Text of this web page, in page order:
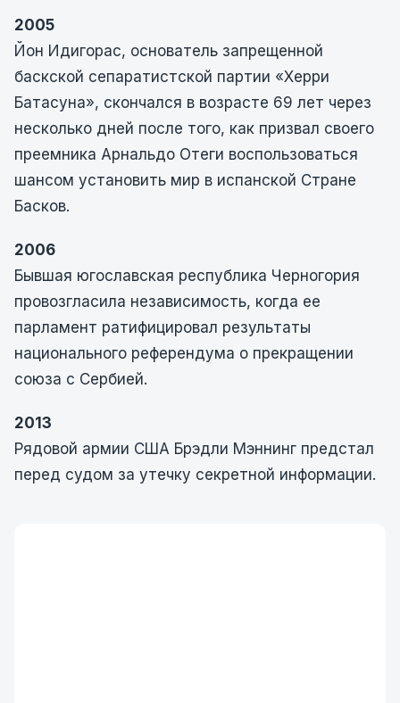
2005
Йон Идигорас, основатель запрещенной
баскской сепаратистской партии «Херри
Батасуна», скончался в возрасте 69 лет через
несколько дней после того, как призвал своего
преемника Арнальдо Отеги воспользоваться
шансом установить мир в испанской Стране
Басков.
2006
Бывшая югославская республика Черногория
провозгласила независимость, когда ее
парламент ратифицировал результаты
национального референдума о прекращении
союза с Сербией.
2013
Рядовой армии США Брэдли Мэннинг предстал
перед судом за утечку секретной информации.